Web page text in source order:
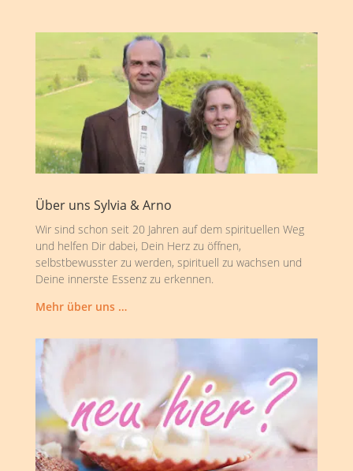
Über uns Sylvia & Arno
Wir sind schon seit 20 Jahren auf dem spirituellen Weg
und helfen Dir dabei, Dein Herz zu öffnen,
selbstbewusster zu werden, spirituell zu wachsen und
Deine innerste Essenz zu erkennen.
Mehr über uns …